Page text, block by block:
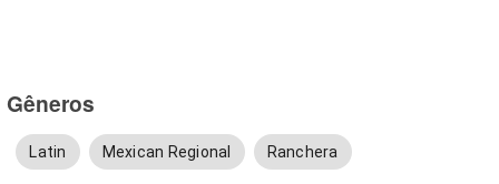
Gêneros
Latin Mexican Regional Ranchera